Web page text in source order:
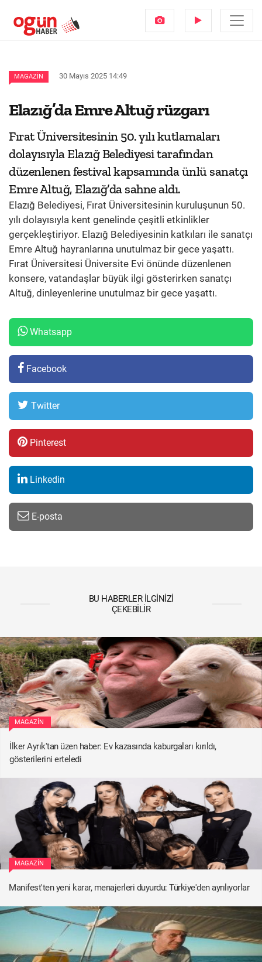
MAGAZIN 30 Mayıs 2025 14:49
Elazığ’da Emre Altuğ rüzgarı
Fırat Üniversitesinin 50. yılı kutlamaları
dolayısıyla Elazığ Belediyesi tarafından
düzenlenen festival kapsamında ünlü sanatçı
Emre Altuğ, Elazığ’da sahne aldı.
Elazığ Belediyesi, Fırat Üniversitesinin kuruluşunun 50.
yılı dolayısıyla kent genelinde çeşitli etkinlikler
gerçekleştiriyor. Elazığ Belediyesinin katkıları ile sanatçı
Emre Altuğ hayranlarına unutulmaz bir gece yaşattı.
Fırat Üniversitesi Üniversite Evi önünde düzenlenen
konsere, vatandaşlar büyük ilgi gösterirken sanatçı
Altuğ, dinleyenlerine unutulmaz bir gece yaşattı.
Whatsapp
Facebook
Twitter
Pinterest
Linkedin
E-posta
BU HABERLER İLGINIZI
ÇEKEBILIR
MAGAZIN
İlker Ayrık'tan üzen haber: Ev kazasında kaburgaları kırıldı,
gösterilerini erteledi
MAGAZIN
Manifest'ten yeni karar, menajerleri duyurdu: Türkiye'den ayrılıyorlar